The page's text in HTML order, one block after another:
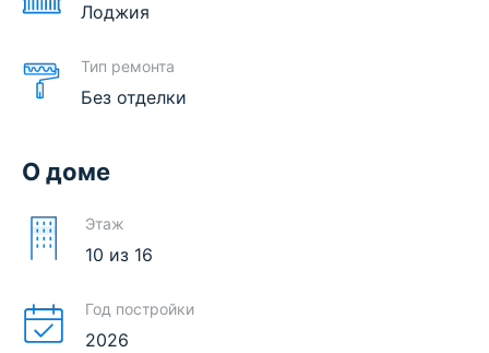
Лоджия
Тип ремонта
Без отделки
О доме
Этаж
10 из 16
Год постройки
2026